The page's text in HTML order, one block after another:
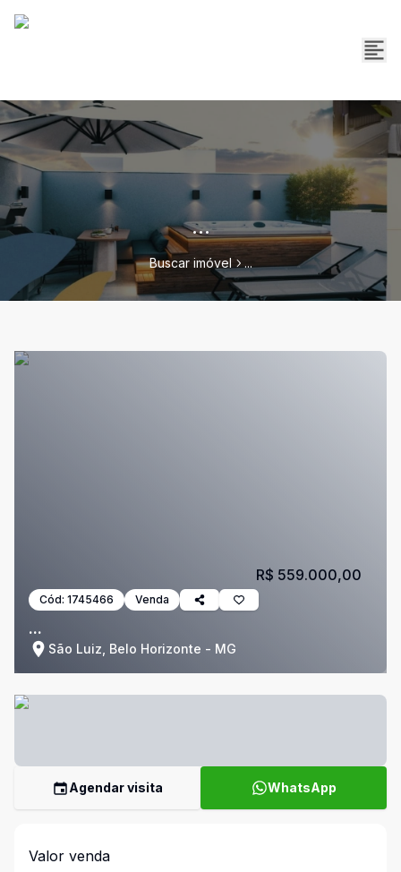
...
Buscar imóvel ...
Cód: 1745466 Venda
...
São Luiz, Belo Horizonte - MG
R$ 559.000,00
Agendar visita WhatsApp
Valor venda